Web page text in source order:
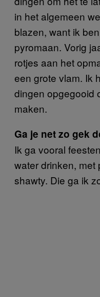
in het algemeen
blazen, want ik
pyromaan. Vorig
rotjes aan het
een grote vlam. Ik
dingen opgegooid
maken.
Ga je net zo gek
Ik ga vooral
water drinken, met
shawty. Die ga ik